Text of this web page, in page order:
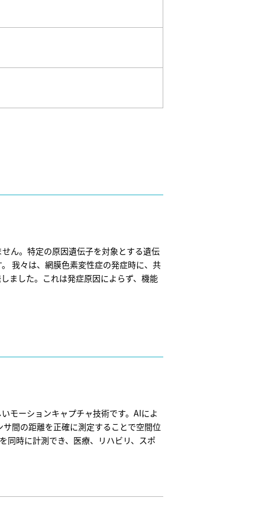
ん。特定の原因遺伝子を対象とする遺伝
我々は、網膜色素変性症の発症時に、共
ました。これは発症原因によらず、機能
モーションキャプチャ技術です。AIによ
間の距離を正確に測定することで空間位
同時に計測でき、医療、リハビリ、スポ